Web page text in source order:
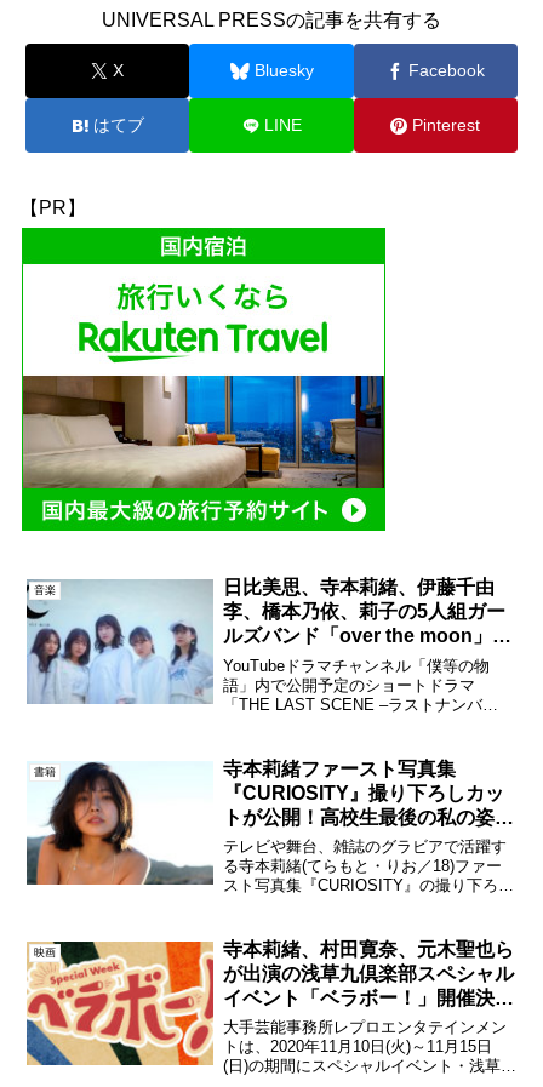
UNIVERSAL PRESSの記事を共有する
X Bluesky Facebook
はてブ LINE Pinterest
【PR】
音楽
日比美思、寺本莉緒、伊藤千由
李、橋本乃依、莉子の5人組ガー
ルズバンド「over the moon」
MVが公開！
YouTubeドラマチャンネル「僕等の物
語」内で公開予定のショートドラマ
「THE LAST SCENE –ラストナンバ
本日公開された。メンバーは元チーム...
書籍
寺本莉緒ファースト写真集
『CURIOSITY』撮り下ろしカッ
トが公開！高校生最後の私の姿を
見て！
テレビや舞台、雑誌のグラビアで活躍す
る寺本莉緒(てらもと・りお／18)ファー
スト写真集『CURIOSITY』の撮り下ろし
ミスマガジン2018 で「ミスヤングマガ...
映画
寺本莉緒、村田寛奈、元木聖也ら
が出演の浅草九倶楽部スペシャル
イベント「ベラボー！」開催決
定！
大手芸能事務所レプロエンタテインメン
トは、2020年11月10日(火)～11月15日
(日)の期間にスペシャルイベント・浅草九